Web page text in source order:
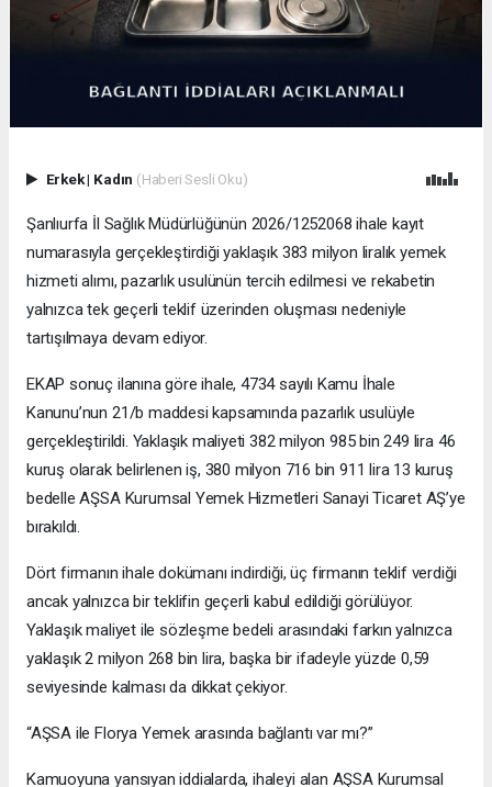
Erkek| Kadın (Haberi Sesli Oku)
Şanlıurfa İl Sağlık Müdürlüğünün 2026/1252068 ihale kayıt
numarasıyla gerçekleştirdiği yaklaşık 383 milyon liralık yemek
hizmeti alımı, pazarlık usulünün tercih edilmesi ve rekabetin
yalnızca tek geçerli teklif üzerinden oluşması nedeniyle
tartışılmaya devam ediyor.
EKAP sonuç ilanına göre ihale, 4734 sayılı Kamu İhale
Kanunu’nun 21/b maddesi kapsamında pazarlık usulüyle
gerçekleştirildi. Yaklaşık maliyeti 382 milyon 985 bin 249 lira 46
kuruş olarak belirlenen iş, 380 milyon 716 bin 911 lira 13 kuruş
bedelle AŞSA Kurumsal Yemek Hizmetleri Sanayi Ticaret AŞ’ye
bırakıldı.
Dört firmanın ihale dokümanı indirdiği, üç firmanın teklif verdiği
ancak yalnızca bir teklifin geçerli kabul edildiği görülüyor.
Yaklaşık maliyet ile sözleşme bedeli arasındaki farkın yalnızca
yaklaşık 2 milyon 268 bin lira, başka bir ifadeyle yüzde 0,59
seviyesinde kalması da dikkat çekiyor.
“AŞSA ile Florya Yemek arasında bağlantı var mı?”
Kamuoyuna yansıyan iddialarda, ihaleyi alan AŞSA Kurumsal